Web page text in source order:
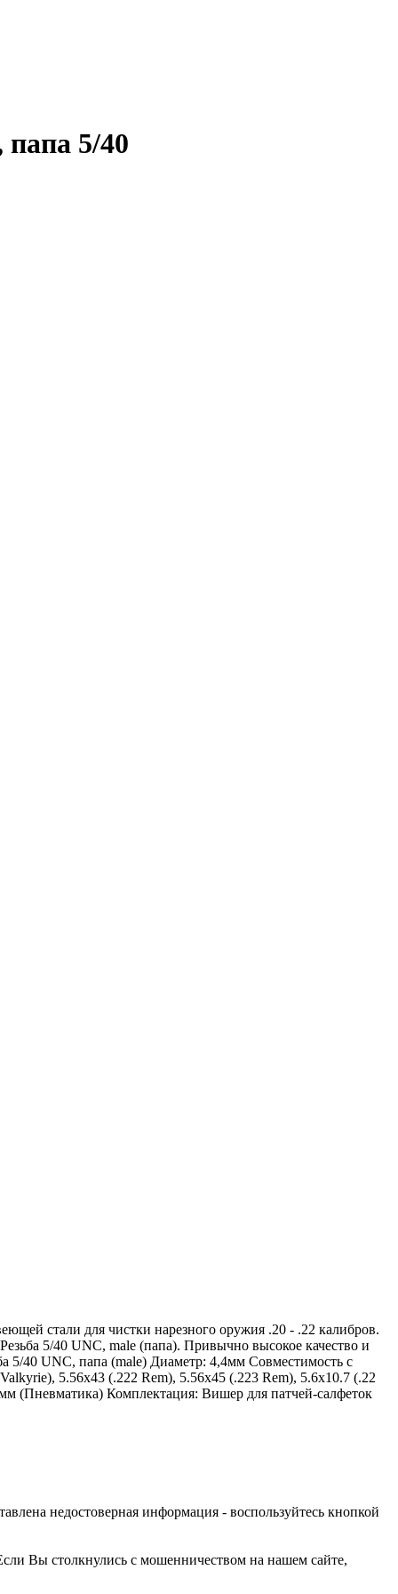
5/40
стали для чистки нарезного оружия .20 - .22 калибров.
5/40 UNC, male (папа). Привычно высокое качество и
40 UNC, папа (male) Диаметр: 4,4мм Совместимость с
5.56х43 (.222 Rem), 5.56х45 (.223 Rem), 5.6х10.7 (.22
(Пневматика) Комплектация: Вишер для патчей-салфеток
недостоверная информация - воспользуйтесь кнопкой
Вы столкнулись с мошенничеством на нашем сайте,